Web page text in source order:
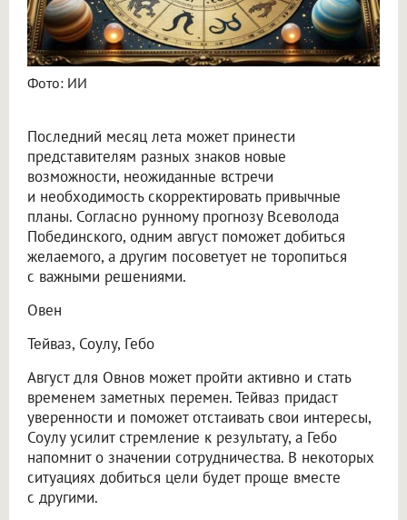
Фото: ИИ
Последний месяц лета может принести
представителям разных знаков новые
возможности, неожиданные встречи
и необходимость скорректировать привычные
планы. Согласно рунному прогнозу Всеволода
Побединского, одним август поможет добиться
желаемого, а другим посоветует не торопиться
с важными решениями.
Овен
Тейваз, Соулу, Гебо
Август для Овнов может пройти активно и стать
временем заметных перемен. Тейваз придаст
уверенности и поможет отстаивать свои интересы,
Соулу усилит стремление к результату, а Гебо
напомнит о значении сотрудничества. В некоторых
ситуациях добиться цели будет проще вместе
с другими.